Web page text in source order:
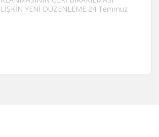
YENİ DÜZENLEME 24 Temmuz